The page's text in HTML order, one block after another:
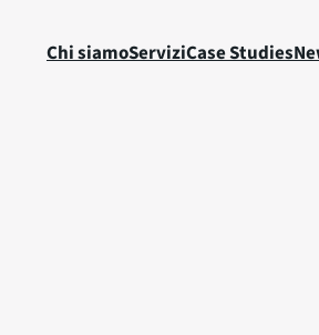
Chi siamoServiziCase Studies